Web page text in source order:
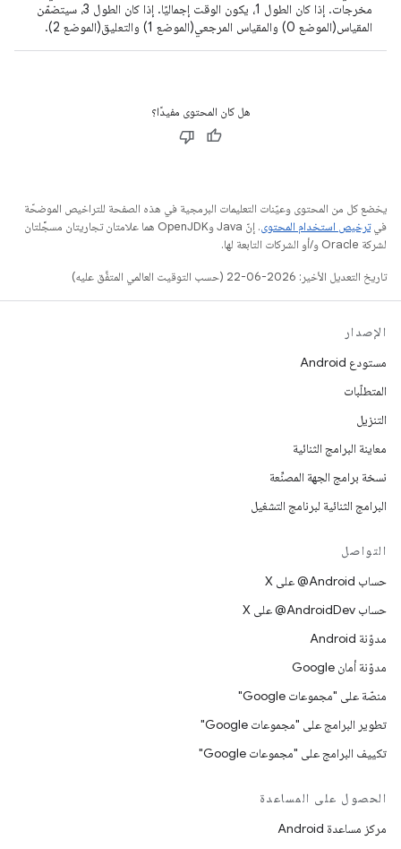
مخرجات. إذا كان الطول 1، يكون الوقت إجماليًا. إذا كان الطول 3، سيتضمّن
المقياس(الموضع 0) والمقياس المرجعي(الموضع 1) والتعليق(الموضع 2).
هل كان المحتوى مفيدًا؟
يخضع كل من المحتوى وعيّنات التعليمات البرمجية في هذه الصفحة للتراخيص الموضحّة
فيترخيص استخدام المحتوى
. إنّ Java وOpenJDK هما علامتان تجاريتان مسجَّلتان
لشركة Oracle و/أو الشركات التابعة لها.
تاريخ التعديل الأخير: 2026-06-22 (حسب التوقيت العالمي المتفَّق عليه)
الإصدار
مستودع Android
المتطلّبات
التنزيل
معاينة البرامج الثنائية
نسخة برامج الجهة المصنِّعة
البرامج الثنائية لبرنامج التشغيل
التواصل
حساب ‎@Android على X
حساب ‎@AndroidDev على X
مدوّنة Android
مدوّنة أمان Google
منصّة على "مجموعات Google"
تطوير البرامج على "مجموعات Google"
تكييف البرامج على "مجموعات Google"
الحصول على المساعدة
مركز مساعدة Android